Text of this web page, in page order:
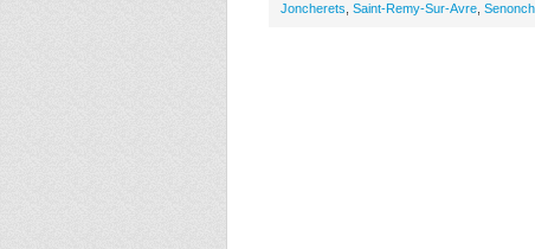
Joncherets Saint-Remy-Sur-Avre